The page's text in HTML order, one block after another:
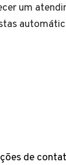
um
de